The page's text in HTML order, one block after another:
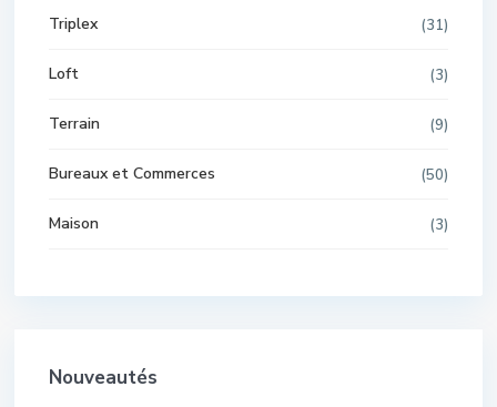
Triplex (31)
Loft (3)
Terrain (9)
Bureaux et Commerces (50)
Maison (3)
Nouveautés